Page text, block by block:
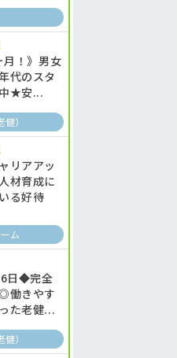
月！》男女
代のスタ
★安...
）
リアアッ
材育成に
る好待
ム
日◆完全
働きやす
た老健...
）